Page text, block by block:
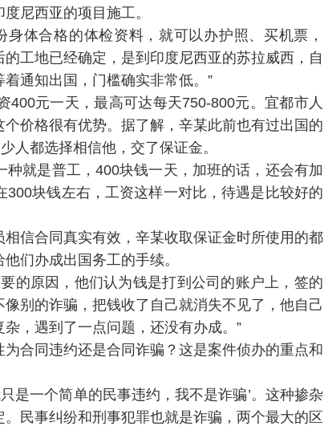
尼西亚的项目施工。
体合格的体检资料，就可以办护照、买机票，
工地已经确定，是到印度尼西亚的苏拉威西，自
通知出国，门槛确实非常低。”
元一天，最高可达每天750-800元。宜都市人
价格很有优势。据了解，辛某此前也有过出国的
人都选择相信他，交了保证金。
就是普工，400块钱一天，加班的话，还会有加
块钱左右，工资这样一对比，待遇是比较好的
信合同真实有效，辛某收取保证金时所使用的都
们办成出国务工的手续。
的原因，他们认为钱是打到公司的账户上，签的
别的诈骗，把钱收了自己就消失不见了，他自己
，遇到了一点问题，还没有办成。”
合同违约还是合同诈骗？这是案件侦办的重点和
是一个简单的民事违约，我不是诈骗’。这种掺杂
民事纠纷和刑事犯罪也就是诈骗，两个最大的区